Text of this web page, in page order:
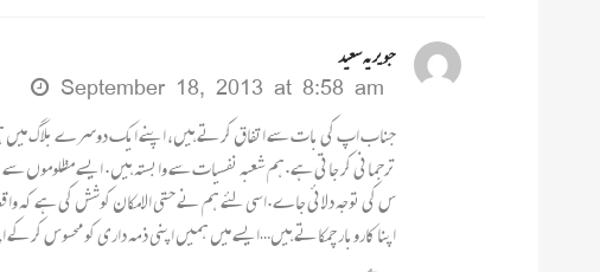
جویریہ سعید
September 18, 2013 at 8:58 am
جناب اپ کی بات سے اتفاق کرتے ہیں، اپنے ایک دوسرے بلاگ میں
ترجمانی کر جاتی ہے.ہم شعبہ نفسیات سے وابستہ ہیں. ایسے مظلوموں سے
س کی توجہ دلائی جاے.اسی لئے ہم نے حتی الامکان کوشش کی ہے کہ
اپنا کاروبار چمکاتے ہیں…ایسے میں ہمیں اپنی ذمہ داری کو محسوس کر